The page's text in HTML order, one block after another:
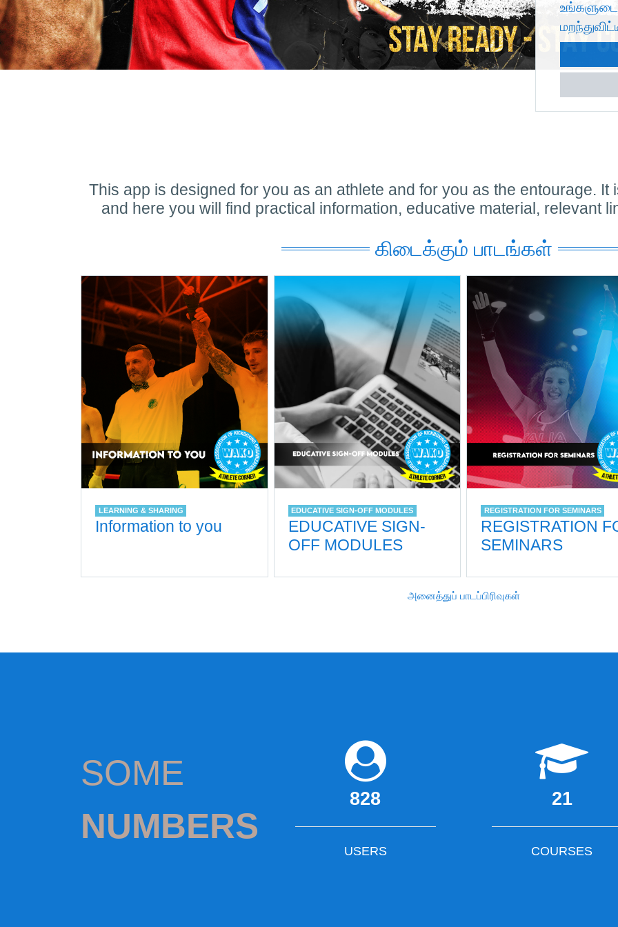
This app is designed for you as an athlete and for you as the entourage. It
and here you will find practical information, educative material, relevant
கிடைக்கும் பாடங்கள்
LEARNING & SHARING
Information to you
EDUCATIVE SIGN-OFF MODULES
EDUCATIVE SIGN-
OFF MODULES
REGISTRATION FOR SEMINARS
REGISTRATION
SEMINARS
அனைத்துப் பாடப்பிரிவுகள்
SOME
NUMBERS
828
USERS
21
COURSES